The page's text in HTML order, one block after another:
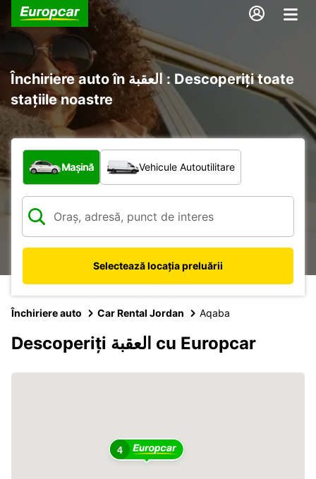
Închiriere auto în العقبة : Descoperiți toate
stațiile noastre
Ce tip de vehicul?
Mașină Vehicule Autoutilitare
Selectează locația preluării
Închiriere auto Car Rental Jordan Aqaba
Descoperiți العقبة cu Europcar
4